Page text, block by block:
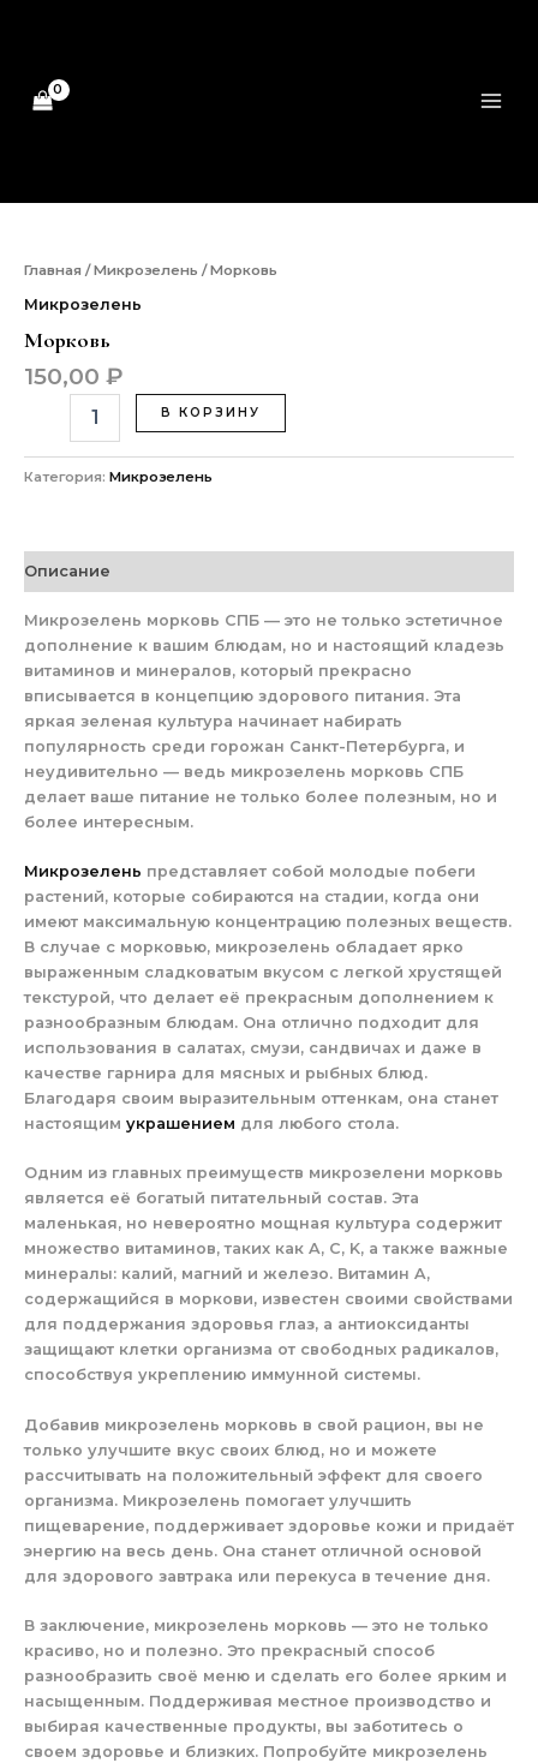
Главная /Микрозелень / Морковь
Микрозелень
Морковь
150,00 ₽
Морковь
В КОРЗИНУ
Категория: Микрозелень
Описание
Микрозелень морковь СПБ — это не только эстетичное
дополнение к вашим блюдам, но и настоящий кладезь
витаминов и минералов, который прекрасно
вписывается в концепцию здорового питания. Эта
яркая зеленая культура начинает набирать
популярность среди горожан Санкт-Петербурга, и
неудивительно — ведь микрозелень морковь СПБ
делает ваше питание не только более полезным, но и
более интересным.
Микрозелень представляет собой молодые побеги
растений, которые собираются на стадии, когда они
имеют максимальную концентрацию полезных веществ.
В случае с морковью, микрозелень обладает ярко
выраженным сладковатым вкусом с легкой хрустящей
текстурой, что делает её прекрасным дополнением к
разнообразным блюдам. Она отлично подходит для
использования в салатах, смузи, сандвичах и даже в
качестве гарнира для мясных и рыбных блюд.
Благодаря своим выразительным оттенкам, она станет
настоящим украшением для любого стола.
Одним из главных преимуществ микрозелени морковь
является её богатый питательный состав. Эта
маленькая, но невероятно мощная культура содержит
множество витаминов, таких как A, C, K, а также важные
минералы: калий, магний и железо. Витамин A,
содержащийся в моркови, известен своими свойствами
для поддержания здоровья глаз, а антиоксиданты
защищают клетки организма от свободных радикалов,
способствуя укреплению иммунной системы.
Добавив микрозелень морковь в свой рацион, вы не
только улучшите вкус своих блюд, но и можете
рассчитывать на положительный эффект для своего
организма. Микрозелень помогает улучшить
пищеварение, поддерживает здоровье кожи и придаёт
энергию на весь день. Она станет отличной основой
для здорового завтрака или перекуса в течение дня.
В заключение, микрозелень морковь — это не только
красиво, но и полезно. Это прекрасный способ
разнообразить своё меню и сделать его более ярким и
насыщенным. Поддерживая местное производство и
выбирая качественные продукты, вы заботитесь о
своем здоровье и близких. Попробуйте микрозелень